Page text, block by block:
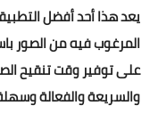
يعد هذا أحد أفضل
المرغوب فيه من الصور
على توفير وقت تنقيح
والسريعة والفعالة